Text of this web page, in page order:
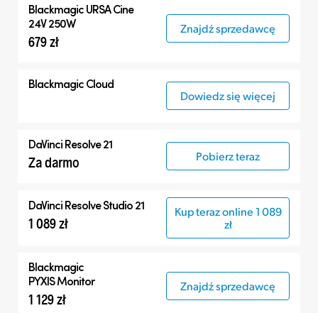
BlackmagicURSA Cine
24V 250W
679 zł
Znajdź sprzedawcę
Blackmagic Cloud
Dowiedz się więcej
DaVinci Resolve 21
Za darmo Pobierz teraz
DaVinci Resolve Studio 21
1 089 zł
Kup teraz online 1 089
zł
Blackmagic
PYXIS Monitor
1 129 zł
Znajdź sprzedawcę